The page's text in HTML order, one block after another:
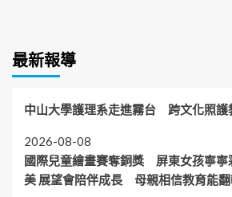
最新報導
中山大學護理系走進霧台 跨文化照護
2026-08-08
國際兒童繪畫賽奪銅獎 屏東女孩寧寧
美 展望會陪伴成長 母親相信教育能